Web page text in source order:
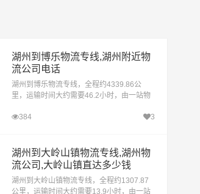
湖州到博乐物流专线,湖州附近物
流公司电话
湖州到博乐物流专线，全程约4339.86公
里，运输时间大约需要46.2小时，由一站物
送货至阿拉山口、精河县、温泉县，为企
其他交给我们。
384 3
湖州到大岭山镇物流专线,湖州物
流公司,大岭山镇直达多少钱
湖州到大岭山镇物流专线，全程约1307.87
公里，运输时间大约需要13.9小时，由一站